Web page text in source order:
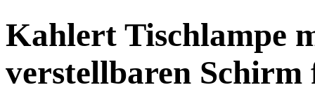
Kahlert Tischlampe
verstellbaren